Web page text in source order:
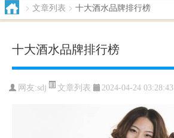
> 文章列表 > 十大酒水品牌排行榜
十大酒水品牌排行榜
网友:sdj 文章列表 2024-04-24 03:28:43